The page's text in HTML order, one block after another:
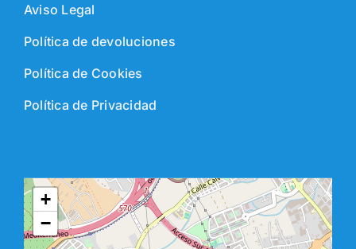
Aviso Legal
Política de devoluciones
Política de Cookies
Política de Privacidad
+
−